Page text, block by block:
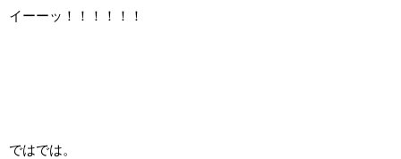
イーーッ！！！！！！
ではでは。